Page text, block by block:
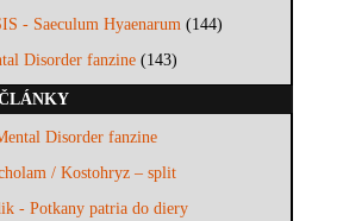
- Saeculum Hyaenarum (144)
Disorder fanzine (143)
Disorder fanzine
/ Kostohryz – split
- Potkany patria do diery